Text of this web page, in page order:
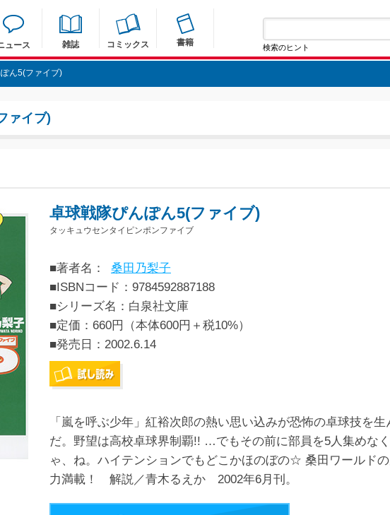
ュース 雑誌 コミックス 書籍 検索のヒント
ん5(ファイブ)
ァイブ)
卓球戦隊ぴんぽん5(ファイブ)
タッキュウセンタイピンポンファイブ
■著者名：
桑田乃梨子
■ISBNコード：9784592887188
■シリーズ名：白泉社文庫
■定価：660円（本体600円＋税10%）
■発売日： 2002.6.14
「嵐を呼ぶ少年」紅裕次郎の熱い思い込みが恐怖の卓球技を生
だ。野望は高校卓球界制覇!! …でもその前に部員を5人集めな
ゃ、ね。ハイテンションでもどこかほのぼの☆ 桑田ワールド
力満載！ 解説／青木るえか 2002年6月刊。